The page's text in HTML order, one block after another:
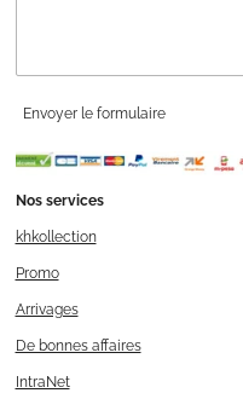
Envoyer le formulaire
Nos services
khkollection
Promo
Arrivages
De bonnes affaires
IntraNet